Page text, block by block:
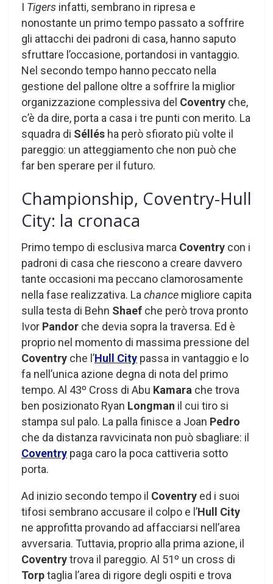
I Tigers infatti, sembrano in ripresa e
nonostante un primo tempo passato a soffrire
gli attacchi dei padroni di casa, hanno saputo
sfruttare l’occasione, portandosi in vantaggio.
Nel secondo tempo hanno peccato nella
gestione del pallone oltre a soffrire la miglior
organizzazione complessiva del Coventry che,
c’è da dire, porta a casa i tre punti con merito. La
squadra di Séllés ha però sfiorato più volte il
pareggio: un atteggiamento che non può che
far ben sperare per il futuro.
Championship, Coventry-Hull
City: la cronaca
Primo tempo di esclusiva marca Coventry con i
padroni di casa che riescono a creare davvero
tante occasioni ma peccano clamorosamente
nella fase realizzativa. Lachance migliore capita
sulla testa di Behn Shaef che però trova pronto
Ivor Pandor che devia sopra la traversa. Ed è
proprio nel momento di massima pressione del
Coventry che l’Hull City passa in vantaggio e lo
fa nell’unica azione degna di nota del primo
tempo. Al 43º Cross di Abu Kamara che trova
ben posizionato Ryan Longman il cui tiro si
stampa sul palo. La palla finisce a Joan Pedro
che da distanza ravvicinata non può sbagliare: il
Coventry paga caro la poca cattiveria sotto
porta.
Ad inizio secondo tempo il Coventry ed i suoi
tifosi sembrano accusare il colpo e l’Hull City
ne approfitta provando ad affacciarsi nell’area
avversaria. Tuttavia, proprio alla prima azione, il
Coventrytrova il pareggio. Al 51º un cross di
Torptaglia l’area di rigore degli ospiti e trova